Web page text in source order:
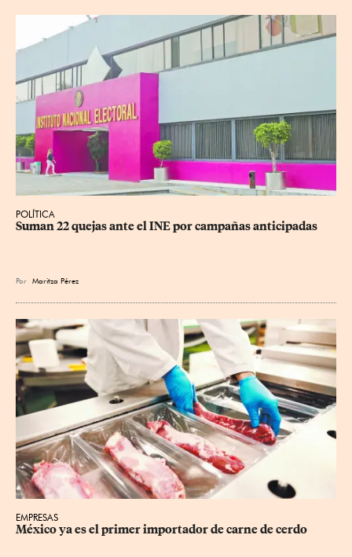
POLÍTICA
Suman 22 quejas ante el INE por campañas anticipadas
Por Maritza Pérez
EMPRESAS
México ya es el primer importador de carne de cerdo